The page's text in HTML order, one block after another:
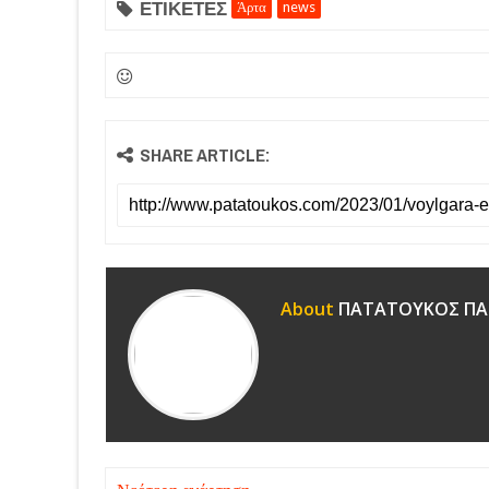
ΕΤΙΚΕΤΕΣ Άρτα news
SHARE ARTICLE:
About ΠΑΤΑΤΟΥΚΟΣ